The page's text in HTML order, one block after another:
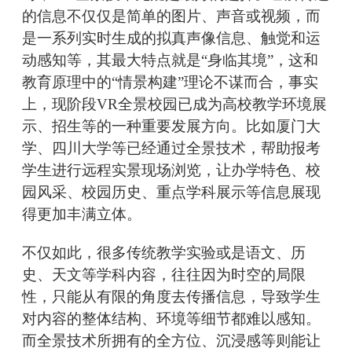
的信息不仅仅是简单的图片、声音或视频，而
是一系列实时生成的拟真声像信息、触觉和运
动感知等，其最大特点就是“身临其境”，这和
教育原理中的“情景构建”理论不谋而合，事实
上，现阶段VR全景校园已成为高校教学环境展
示、招生等的一种重要发展方向。比如厦门大
学、四川大学等已经通过全景技术，帮助报考
学生进行远程实景现场浏览，让办学特色、校
园风采、校园历史、重点学科展示等信息展现
得更加丰满立体。
不仅如此，很多传统教学实验或是语文、历
史、天文等学科内容，往往因为时空的局限
性，只能从有限的角度去传播信息，导致学生
对内容的整体结构、环境等细节都难以感知。
而全景技术所拥有的全方位、沉浸感等则能让